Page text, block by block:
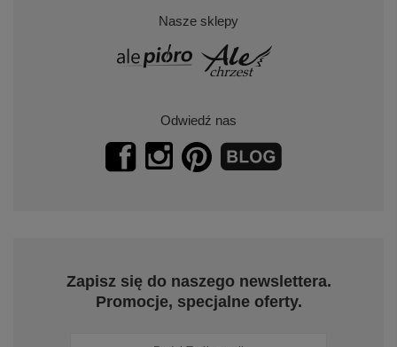
Nasze sklepy
Odwiedź nas
Zapisz się do naszego newslettera.
Promocje, specjalne oferty.